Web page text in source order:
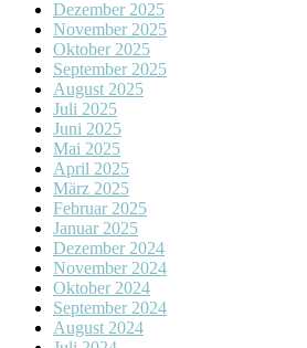
Dezember 2025
November 2025
Oktober 2025
September 2025
August 2025
Juli 2025
Juni 2025
Mai 2025
April 2025
März 2025
Februar 2025
Januar 2025
Dezember 2024
November 2024
Oktober 2024
September 2024
August 2024